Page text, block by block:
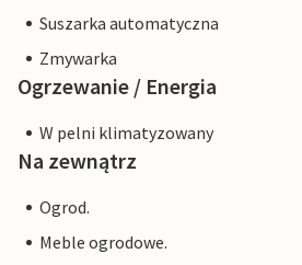
Suszarka automatyczna
Zmywarka
Ogrzewanie / Energia
W pelni klimatyzowany
Na zewnątrz
Ogrod.
Meble ogrodowe.